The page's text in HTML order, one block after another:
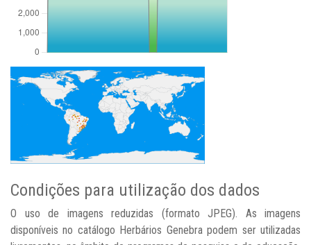
Condições para utilização dos dados
O uso de imagens reduzidas (formato JPEG). As imagens
disponíveis no catálogo Herbários Genebra podem ser utilizadas